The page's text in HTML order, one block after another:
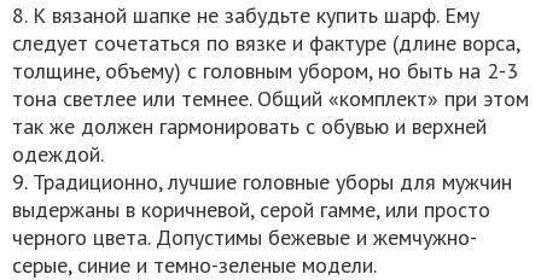
8. К вязаной шапке не забудьте купить шарф. Ему
следует сочетаться по вязке и фактуре (длине ворса,
толщине, объему) с головным убором, но быть на 2-3
тона светлее или темнее. Общий «комплект» при этом
так же должен гармонировать с обувью и верхней
одеждой.
9. Традиционно, лучшие головные уборы для мужчин
выдержаны в коричневой, серой гамме, или просто
черного цвета. Допустимы бежевые и жемчужно-
серые, синие и темно-зеленые модели.